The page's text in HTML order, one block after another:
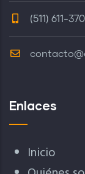
(511) 611-
Enlaces
Inicio